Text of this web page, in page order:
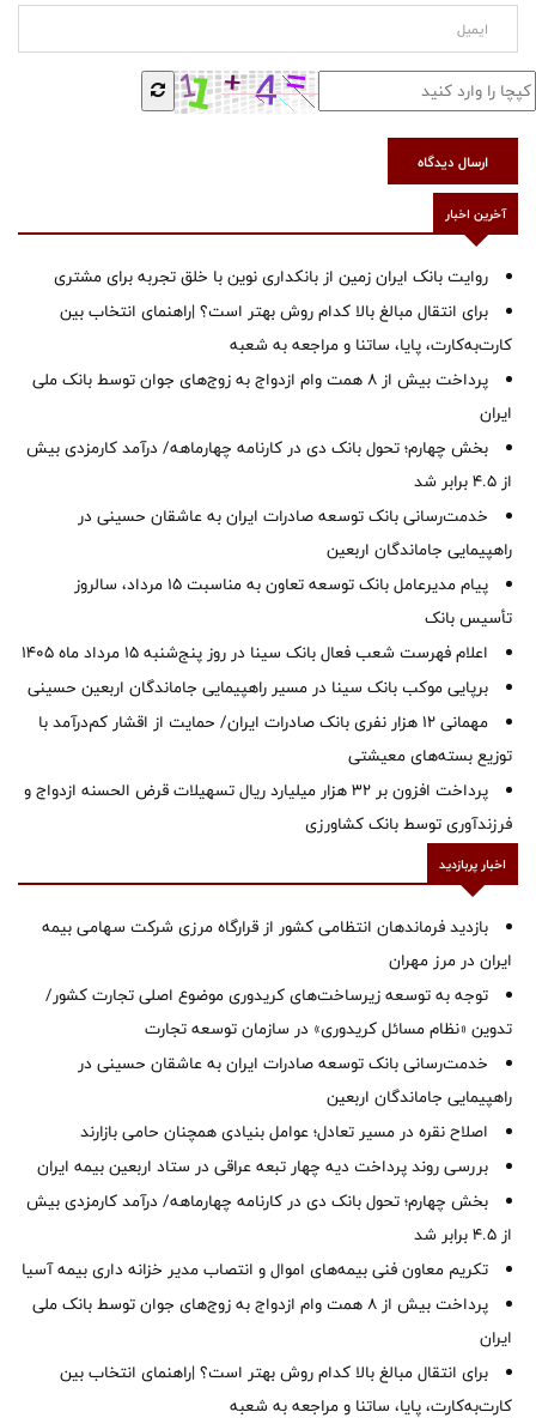
ارسال دیدگاه
آخرین اخبار
روایت بانک ایران زمین از بانکداری نوین با خلق تجربه برای مشتری
برای انتقال مبالغ بالا کدام روش بهتر است؟ |راهنمای انتخاب بین
کارت‌به‌کارت، پایا، ساتنا و مراجعه به شعبه
پرداخت بیش از ۸ همت وام ازدواج به زوج‌های جوان توسط بانک ملی
ایران
بخش چهارم؛ تحول بانک دی در کارنامه چهارماهه/ درآمد کارمزدی بیش
از ۴.۵ برابر شد
خدمت‌رسانی بانک توسعه صادرات ایران به عاشقان حسینی در
راهپیمایی جاماندگان اربعین
پیام مدیرعامل بانک توسعه تعاون به مناسبت 15 مرداد، سالروز
تأسیس بانک
اعلام فهرست شعب فعال بانک سینا در روز پنج‌شنبه 15 مرداد ماه 1405
برپایی موکب بانک سینا در مسیر راهپیمایی جاماندگان اربعین حسینی
مهمانی ۱۲ هزار نفری بانک صادرات ایران/ حمایت از اقشار کم‌درآمد با
توزیع بسته‌های معیشتی
پرداخت افزون بر 32 هزار میلیارد ریال تسهیلات قرض الحسنه ازدواج و
فرزندآوری توسط بانک کشاورزی
اخبار پربازدید
بازدید فرماندهان انتظامی کشور از قرارگاه مرزی شرکت سهامی بیمه
ایران در مرز مهران
توجه به توسعه زیرساخت‌های کریدوری موضوع اصلی تجارت کشور/
تدوین «نظام مسائل کریدوری» در سازمان توسعه تجارت
خدمت‌رسانی بانک توسعه صادرات ایران به عاشقان حسینی در
راهپیمایی جاماندگان اربعین
اصلاح نقره در مسیر تعادل؛ عوامل بنیادی همچنان حامی بازارند
بررسی روند پرداخت دیه چهار تبعه عراقی در ستاد اربعین بیمه ایران
بخش چهارم؛ تحول بانک دی در کارنامه چهارماهه/ درآمد کارمزدی بیش
از ۴.۵ برابر شد
تکریم معاون فنی بیمه‌های اموال و انتصاب مدیر خزانه داری بیمه آسیا
پرداخت بیش از ۸ همت وام ازدواج به زوج‌های جوان توسط بانک ملی
ایران
برای انتقال مبالغ بالا کدام روش بهتر است؟ |راهنمای انتخاب بین
کارت‌به‌کارت، پایا، ساتنا و مراجعه به شعبه